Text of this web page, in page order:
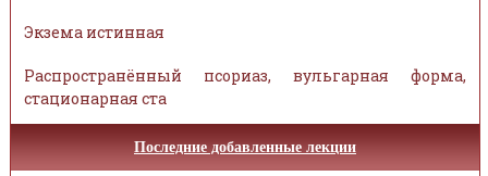
Экзема истинная
Распространённый псориаз, вульгарная форма,
стационарная ста
Последние добавленные лекции